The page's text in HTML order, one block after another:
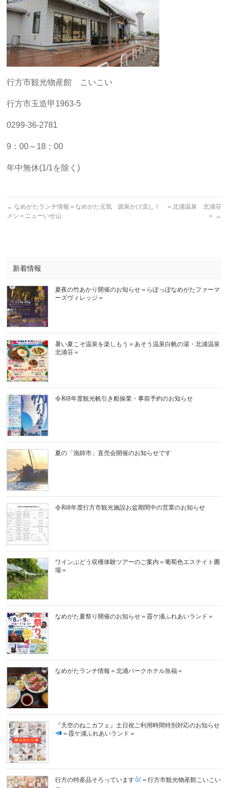
行方市観光物産館 こいこい
行方市玉造甲1963-5
0299-36-2781
9：00～18：00
年中無休(1/1を除く)
← なめがたランチ情報＝なめがた元気
メシ＝ニューいせ山
源泉かけ流し！ ＝北浦温泉 北浦荘
＝ →
新着情報
夏夜の竹あかり開催のお知らせ＝らぽっぽなめがたファーマ
ーズヴィレッジ＝
暑い夏こそ温泉を楽しもう＝あそう温泉白帆の湯・北浦温泉
北浦荘＝
令和8年度観光帆引き船操業・事前予約のお知らせ
夏の「漁師市」直売会開催のお知らせです
令和8年度行方市観光施設お盆期間中の営業のお知らせ
ワインぶどう収穫体験ツアーのご案内＝葡萄色エステイト圃
場＝
なめがた夏祭り開催のお知らせ＝霞ケ浦ふれあいランド＝
なめがたランチ情報＝北浦パークホテル魚福＝
『天空のねこカフェ』土日祝ご利用時間特別対応のお知らせ
＝霞ケ浦ふれあいランド＝
行方の特産品そろっています
＝行方市観光物産館こいこい